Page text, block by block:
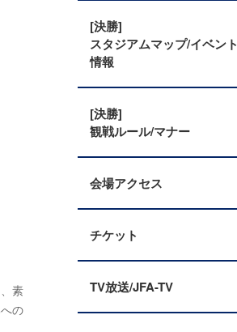
素
の
[決勝]
スタジアムマップ/イベント
情報
[決勝]
観戦ルール/マナー
会場アクセス
チケット
TV放送/JFA-TV